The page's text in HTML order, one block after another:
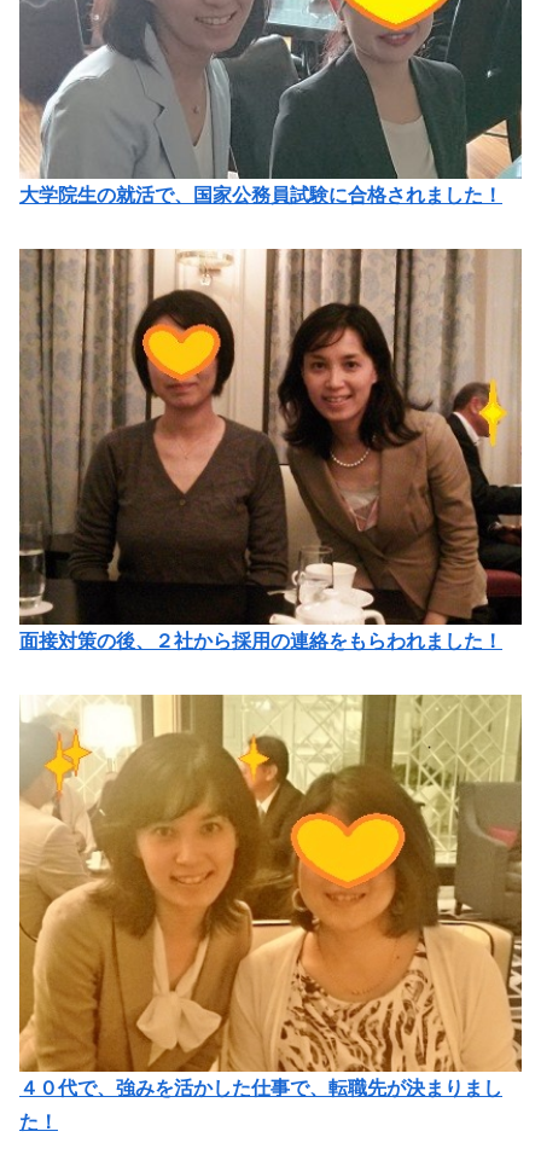
大学院生の就活で、国家公務員試験に合格されました！
面接対策の後、２社から採用の連絡をもらわれました！
４０代で、強みを活かした仕事で、転職先が決まりまし
た！